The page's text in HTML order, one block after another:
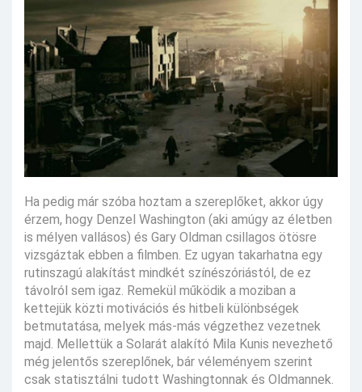
Ha pedig már szóba hoztam a szereplőket, akkor úgy
érzem, hogy Denzel Washington (aki amúgy az életben
is mélyen vallásos) és Gary Oldman csillagos ötösre
vizsgáztak ebben a filmben. Ez ugyan takarhatna egy
rutinszagú alakítást mindkét színészóriástól, de ez
távolról sem igaz. Remekül működik a moziban a
kettejük közti motivációs és hitbeli különbségek
betmutatása, melyek más-más végzethez vezetnek
majd. Mellettük a Solarát alakító Mila Kunis nevezhető
még jelentős szereplőnek, bár véleményem szerint
csak statisztálni tudott Washingtonnak és Oldmannek.